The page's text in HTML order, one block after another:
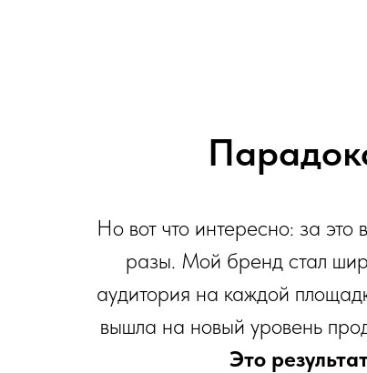
Но вот что интересно: за
разы. Мой бренд стал
аудитория на каждой
вышла на новый уровень
Это